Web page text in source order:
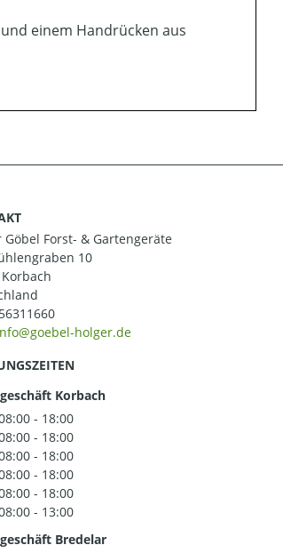
einem Handrücken aus
Göbel Forst- & Gartengeräte
10
Korbach
- 18:00
- 18:00
- 18:00
- 18:00
- 18:00
- 13:00
Bredelar